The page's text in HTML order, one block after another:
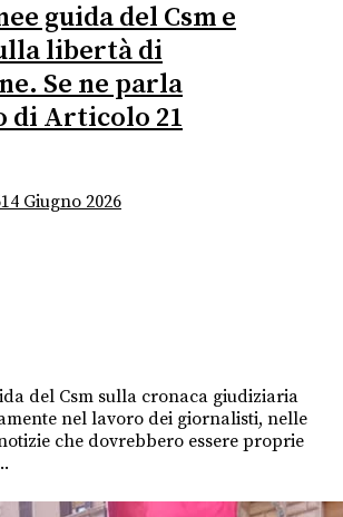
guida del Csm e
libertà di
Se ne parla
di Articolo 21
14 Giugno 2026
del Csm sulla cronaca giudiziaria
nel lavoro dei giornalisti, nelle
che dovrebbero essere proprie